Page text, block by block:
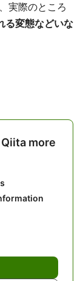
実際のところ
る変態などいな
more